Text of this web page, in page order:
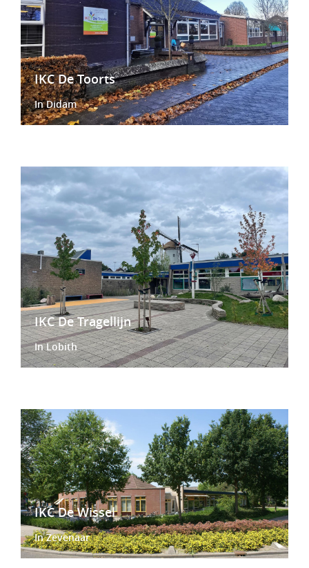
IKC De Toorts
In Didam
IKC De Tragellijn
In Lobith
IKC De Wissel
In Zevenaar